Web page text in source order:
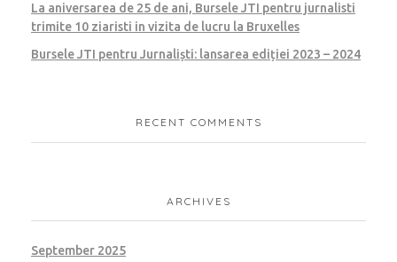
La aniversarea de 25 de ani, Bursele JTI pentru jurnalisti
trimite 10 ziaristi in vizita de lucru la Bruxelles
Bursele JTI pentru Jurnaliști: lansarea ediției 2023 – 2024
RECENT COMMENTS
ARCHIVES
September 2025